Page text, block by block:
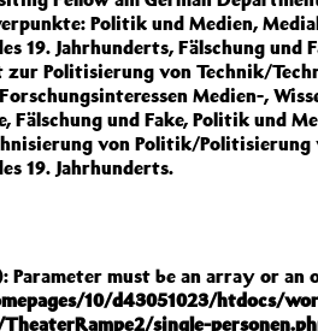
Politik und Medien,
19. Jahrhunderts, Fälschung und
zur Politisierung von Technik/
Medien-,
Fälschung und Fake, Politik und
von Politik/Politisierung
19. Jahrhunderts.
Parameter must be an array or an
10/d43051023/htdocs/
single-